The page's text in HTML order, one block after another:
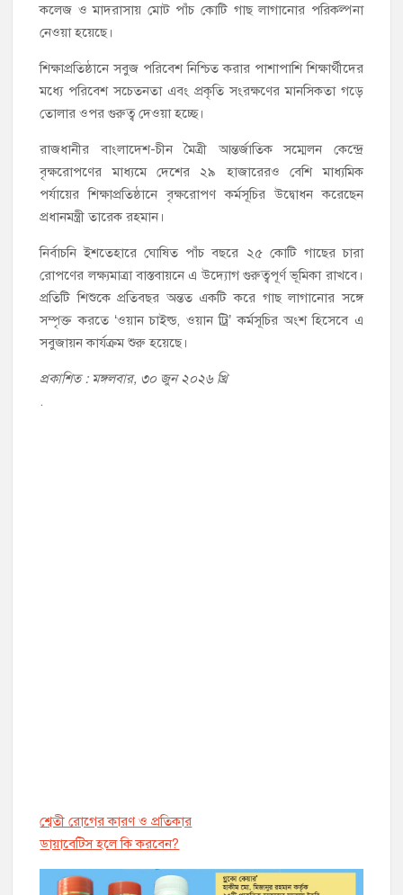
কলেজ ও মাদরাসায় মোট পাঁচ কোটি গাছ লাগানোর পরিকল্পনা
নেওয়া হয়েছে।
শিক্ষাপ্রতিষ্ঠানে সবুজ পরিবেশ নিশ্চিত করার পাশাপাশি শিক্ষার্থীদের
মধ্যে পরিবেশ সচেতনতা এবং প্রকৃতি সংরক্ষণের মানসিকতা গড়ে
তোলার ওপর গুরুত্ব দেওয়া হচ্ছে।
রাজধানীর বাংলাদেশ-চীন মৈত্রী আন্তর্জাতিক সম্মেলন কেন্দ্রে
বৃক্ষরোপণের মাধ্যমে দেশের ২৯ হাজারেরও বেশি মাধ্যমিক
পর্যায়ের শিক্ষাপ্রতিষ্ঠানে বৃক্ষরোপণ কর্মসূচির উদ্বোধন করেছেন
প্রধানমন্ত্রী তারেক রহমান।
নির্বাচনি ইশতেহারে ঘোষিত পাঁচ বছরে ২৫ কোটি গাছের চারা
রোপণের লক্ষ্যমাত্রা বাস্তবায়নে এ উদ্যোগ গুরুত্বপূর্ণ ভূমিকা রাখবে।
প্রতিটি শিশুকে প্রতিবছর অন্তত একটি করে গাছ লাগানোর সঙ্গে
সম্পৃক্ত করতে ‘ওয়ান চাইল্ড, ওয়ান ট্রি’ কর্মসূচির অংশ হিসেবে এ
সবুজায়ন কার্যক্রম শুরু হয়েছে।
প্রকাশিত : মঙ্গলবার, ৩০ জুন ২০২৬ খ্রি
শ্বেতী রোগের কারণ ও প্রতিকার
ডায়াবেট্সি হলে কি করবেন?